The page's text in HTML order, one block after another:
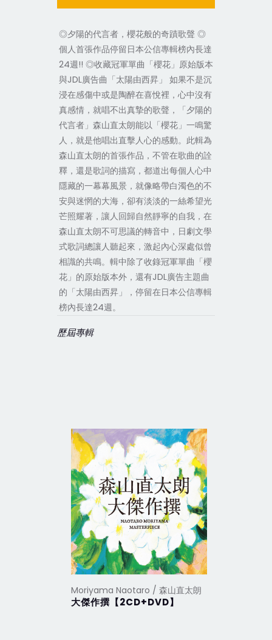
◎夕陽的代言者，櫻花般的奇蹟歌聲 ◎
個人首張作品停留日本公信專輯榜內長達
24週!! ◎收藏冠軍單曲「櫻花」原始版本
與JDL廣告曲「太陽由西昇」 如果不是沉
浸在感傷中或是陶醉在喜悅裡，心中沒有
真感情，就唱不出真摯的歌聲，「夕陽的
代言者」森山直太朗能以「櫻花」一鳴驚
人，就是他唱出直擊人心的感動。此輯為
森山直太朗的首張作品，不管在歌曲的詮
釋，還是歌詞的描寫，都道出每個人心中
隱藏的一幕幕風景，就像略帶白濁色的不
安與迷惘的大海，卻有淡淡的一絲希望光
芒照耀著，讓人回歸自然靜寧的自我，在
森山直太朗不可思議的轉音中，日劇文學
式歌詞總讓人聽起來，激起內心深處似曾
相識的共鳴。輯中除了收錄冠軍單曲「櫻
花」的原始版本外，還有JDL廣告主題曲
的「太陽由西昇」，停留在日本公信專輯
榜內長達24週。
歷屆專輯
Moriyama Naotaro / 森山直太朗
大傑作撰【2CD+DVD】